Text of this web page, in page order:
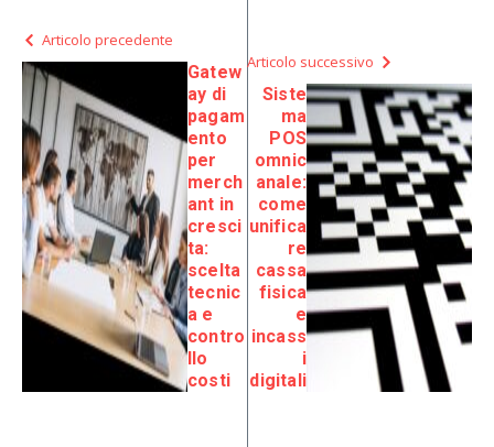
Articolo precedente
Gatew
ay di
pagam
ento
per
merch
ant in
cresci
ta:
scelta
tecnic
a e
contro
llo
costi
Articolo successivo
Siste
ma
POS
omnic
anale:
come
unifica
re
cassa
fisica
e
incass
i
digitali